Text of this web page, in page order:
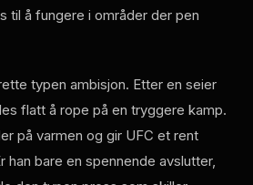
til å fungere i områder der pen
typen ambisjon. Etter en seier
flatt å rope på en tryggere kamp.
på varmen og gir UFC et rent
han bare en spennende avslutter,